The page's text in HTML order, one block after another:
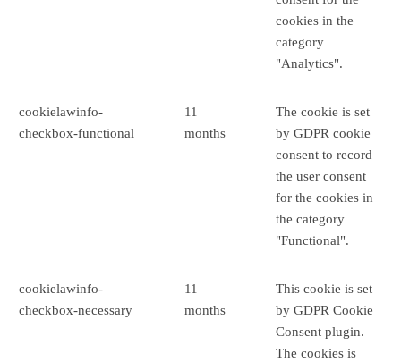
cookies in the
category
"Analytics".
cookielawinfo-
checkbox-functional
11
months
The cookie is set
by GDPR cookie
consent to record
the user consent
for the cookies in
the category
"Functional".
cookielawinfo-
checkbox-necessary
11
months
This cookie is set
by GDPR Cookie
Consent plugin.
The cookies is